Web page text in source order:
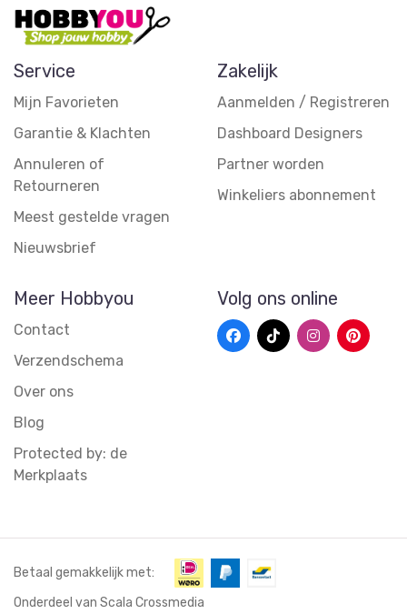
Service
Mijn Favorieten
Garantie & Klachten
Annuleren of
Retourneren
Meest gestelde vragen
Nieuwsbrief
Zakelijk
Aanmelden / Registreren
Dashboard Designers
Partner worden
Winkeliers abonnement
Meer Hobbyou
Contact
Verzendschema
Over ons
Blog
Protected by: de
Merkplaats
Volg ons online
Onderdeel van Scala Crossmedia
Betaal gemakkelijk met: